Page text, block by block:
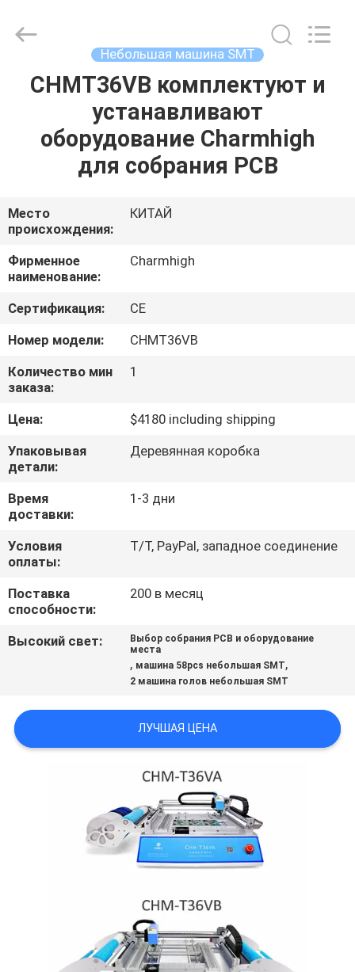
ДОМ
ПРОДУКЦИЯ
ВИДЕОЗАПИСИ
О
НАС
ЭКСКУРСИЯ
ПО
ЗАВОДУ
КОНТРОЛЬ
КАЧЕСТВА
СВЯЖИТЕСЬ
С
НАМИ
НОВОСТИ
SHOPPING
LINE
КАРТА
ПОЛИТИКА
КОНФИДЕНЦИАЛЬНОСТИ
TECHNOLOGY
LIMITED.
Reserved.
Небольшая машина SMT
CHMT36VB комплектуют и
устанавливают
оборудование Charmhigh
для собрания PCB
Место
происхождения:
КИТАЙ
Фирменное
наименование:
Charmhigh
Сертификация:
CE
Номер модели:
CHMT36VB
Количество мин
заказа:
1
Цена:
$4180 including shipping
Упаковывая
детали:
Деревянная коробка
Время
доставки:
1-3 дни
Условия
оплаты:
T/T, PayPal, западное соединение
Поставка
способности:
200 в месяц
Высокий свет:
Выбор собрания PCB и оборудование
места
, машина 58pcs небольшая SMT,
2 машина голов небольшая SMT
ЛУЧШАЯ ЦЕНА